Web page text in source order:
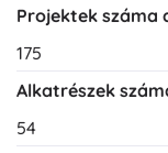
Projektek száma
175
Alkatrészek
54